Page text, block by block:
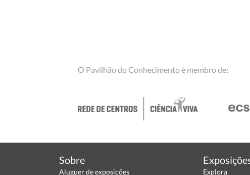
O Pavilhão do Conhecimento é membro de:
Sobre
Aluguer de exposições
Explora